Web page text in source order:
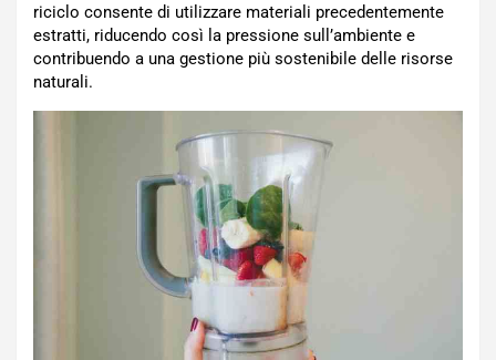
riciclo consente di utilizzare materiali precedentemente
estratti, riducendo così la pressione sull’ambiente e
contribuendo a una gestione più sostenibile delle risorse
naturali.